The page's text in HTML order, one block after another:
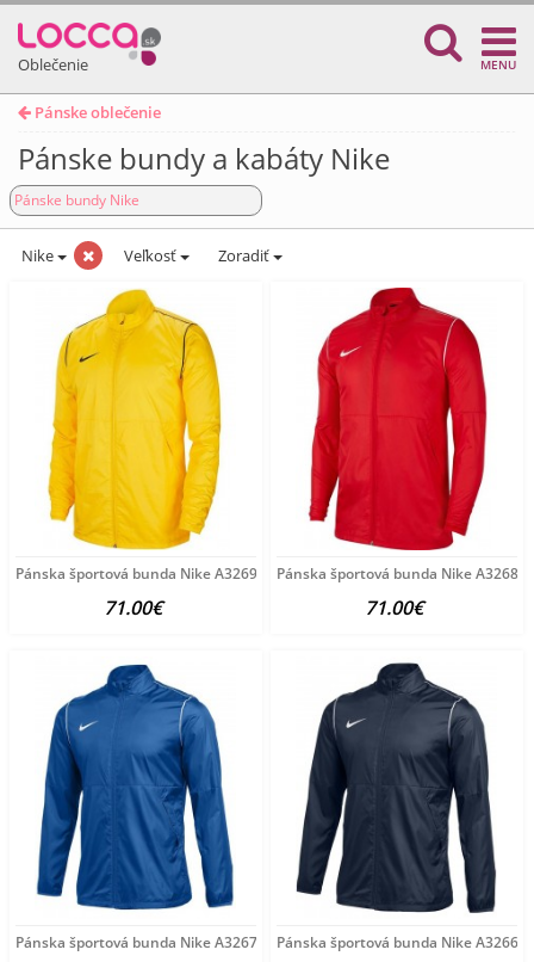
Oblečenie MENU
Pánske oblečenie
Pánske bundy a kabáty Nike
Pánske bundy Nike
Nike Veľkosť Zoradiť
Pánska športová bunda Nike A3269
71.00€
Pánska športová bunda Nike A3268
71.00€
Pánska športová bunda Nike A3267 Pánska športová bunda Nike A3266